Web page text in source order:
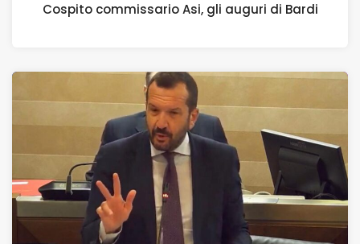
Cospito commissario Asi, gli auguri di Bardi